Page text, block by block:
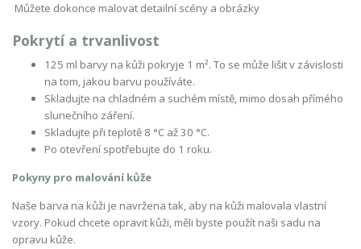
Můžete dokonce malovat detailní scény a obrázky
Pokrytí a trvanlivost
125 ml barvy na kůži pokryje 1 m². To se může lišit v závislosti
na tom, jakou barvu používáte.
Skladujte na chladném a suchém místě, mimo dosah přímého
slunečního záření.
Skladujte při teplotě 8 °C až 30 °C.
Po otevření spotřebujte do 1 roku.
Pokyny pro malování kůže
Naše barva na kůži je navržena tak, aby na kůži malovala vlastní
vzory. Pokud chcete opravit kůži, měli byste použít naši sadu na
opravu kůže.